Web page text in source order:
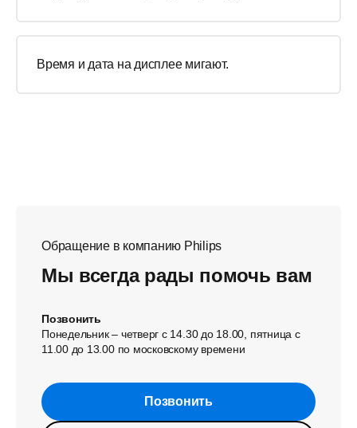
Время и дата на дисплее мигают.
Обращение в компанию Philips
Мы всегда рады помочь вам
Позвонить
Понедельник – четверг с 14.30 до 18.00, пятница с
11.00 до 13.00 по московскому времени
Позвонить